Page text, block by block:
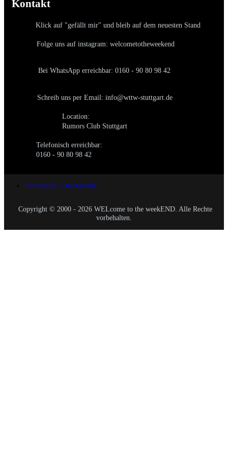
Kontakt
Klick auf "gefällt mir" und bleib auf dem neuesten Stand
Folge uns auf instagram: welcometotheweekend
Bei WhatsApp erreichbar: 0160 - 90 80 98 42
Schreib uns per Email: info@wttw-stuttgart.de
Location:
Rumors Club Stuttgart
Telefonisch erreichbar:
0160 - 90 80 98 42
Impressum / Datenschutz
Copyright © 2000 - 2026 WELcome to the weekEND. Alle Rechte
vorbehalten.